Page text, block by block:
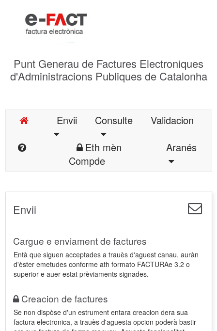
Punt Generau de Factures Electroniques
d'Administracions Publiques de Catalonha
Envii Consulte
Validacion
Eth mèn
Compde
Aranés
Envii
Cargue e enviament de factures
Entà que siguen acceptades a trauès d'aguest canau, auràn
d'èster emetudes conforme ath formato FACTURAe 3.2 o
superior e auer estat prèviaments signades.
Creacion de factures
Se non dispòse d'un estrument entara creacion dera sua
factura electronica, a trauès d'aguesta opcion poderà bastir